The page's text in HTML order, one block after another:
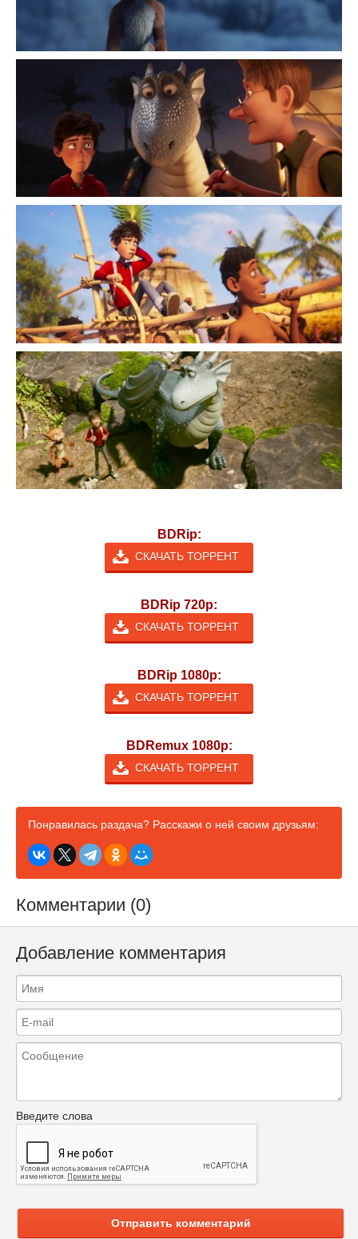
BDRip:
СКАЧАТЬ ТОРРЕНТ
BDRip 720p:
СКАЧАТЬ ТОРРЕНТ
BDRip 1080p:
СКАЧАТЬ ТОРРЕНТ
BDRemux 1080p:
СКАЧАТЬ ТОРРЕНТ
Понравилась раздача? Расскажи о ней своим друзьям:
Комментарии (0)
Добавление комментария
Введите слова
Отправить комментарий